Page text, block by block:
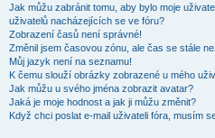
Jak můžu zabránit tomu, aby bylo moje
uživatelů nacházejících se ve fóru?
Zobrazení časů není správné!
Změnil jsem časovou zónu, ale čas se stále
Můj jazyk není na seznamu!
K čemu slouží obrázky zobrazené u mého
Jak můžu u svého jména zobrazit avatar?
Jaká je moje hodnost a jak ji můžu změnit?
Když chci poslat e-mail uživateli fóra, musím